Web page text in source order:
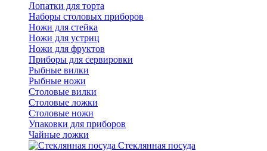
Лопатки для торта
Наборы столовых приборов
Ножи для стейка
Ножи для устриц
Ножи для фруктов
Приборы для сервировки
Рыбные вилки
Рыбные ножи
Столовые вилки
Столовые ложки
Столовые ножи
Упаковки для приборов
Чайные ложки
Стеклянная посуда